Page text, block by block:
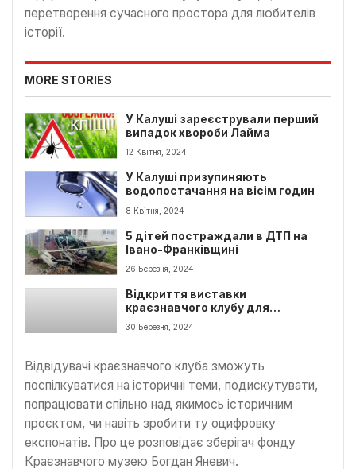
перетворення сучасного простора для любителів
історії.
MORE STORIES
У Калуші зареєстрували перший
випадок хвороби Лайма
12 Квітня, 2024
У Калуші призупиняють
водопостачання на вісім годин
8 Квітня, 2024
5 дітей постраждали в ДТП на
Івано-Франківщині
26 Березня, 2024
Відкриття виставки
краєзнавчого клубу для
любителя локально історії у
Калуші
30 Березня, 2024
Відвідувачі краєзнавчого клуба зможуть
поспілкуватися на історичні теми, подискутувати,
попрацювати спільно над якимось історичним
проєктом, чи навіть зробити ту оцифровку
експонатів. Про це розповідає зберігач фонду
Краєзнавчого музею Богдан Яневич.